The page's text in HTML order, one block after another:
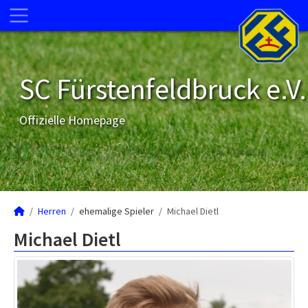
SC Fürstenfeldbruck e.V.
Offizielle Homepage
Herren ehemalige Spieler Michael Dietl
Michael Dietl